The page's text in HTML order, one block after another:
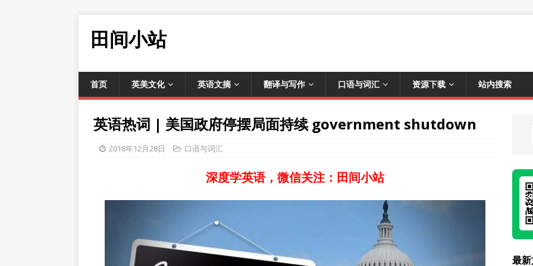
田间小站
首页 英美文化 英语文摘 翻译与写作 口语与词汇 资源下载 站内搜索
英语热词 | 美国政府停摆局面持续 government shutdown
2018年12月28日 口语与词汇
深度学英语，微信关注：田间小站
最